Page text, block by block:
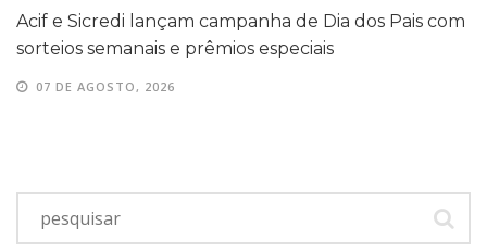
Acif e Sicredi lançam campanha de Dia dos Pais com
sorteios semanais e prêmios especiais
07 DE AGOSTO, 2026